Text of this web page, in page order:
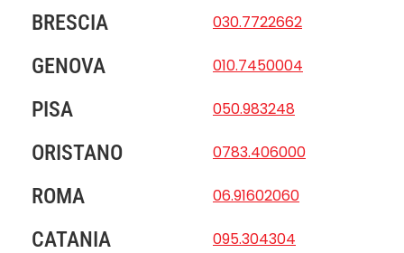
BRESCIA 030.7722662
GENOVA 010.7450004
PISA 050.983248
ORISTANO 0783.406000
ROMA 06.91602060
CATANIA 095.304304